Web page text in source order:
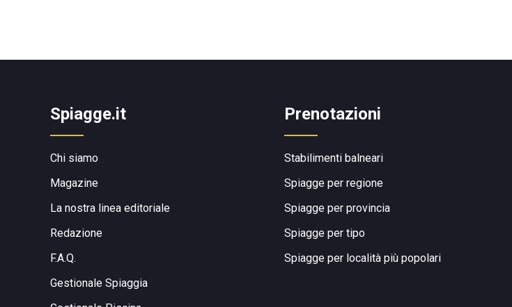
Spiagge.it
Chi siamo
Magazine
La nostra linea editoriale
Redazione
F.A.Q.
Gestionale Spiaggia
Prenotazioni
Stabilimenti balneari
Spiagge per regione
Spiagge per provincia
Spiagge per tipo
Spiagge per località più popolari